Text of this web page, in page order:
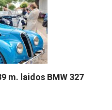
m. laidos BMW 327